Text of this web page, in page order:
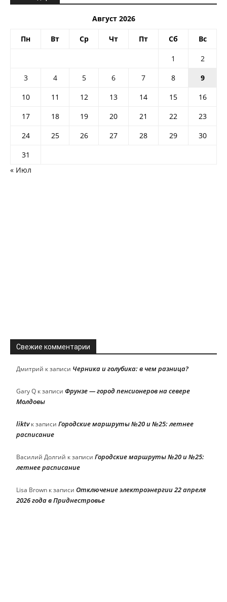
Август 2026
Пн Вт Ср Чт Пт Сб Вс
1
2
3
4 5 6 7 8
9
10
11 12 13 14 15
16
17
18 19 20 21 22
23
24
25 26 27 28 29
30
31
« Июл
Свежие комментарии
Дмитрий к записи Черника и голубика: в чем разница?
Gary Q к записи Фрунзе — город пенсионеров на севере
Молдовы
liktvк записи Городские маршруты №20 и №25: летнее
расписание
Василий Долгий к записи Городские маршруты №20 и №25:
летнее расписание
Lisa Brown к записи Отключение электроэнергии 22 апреля
2026 года в Приднестровье